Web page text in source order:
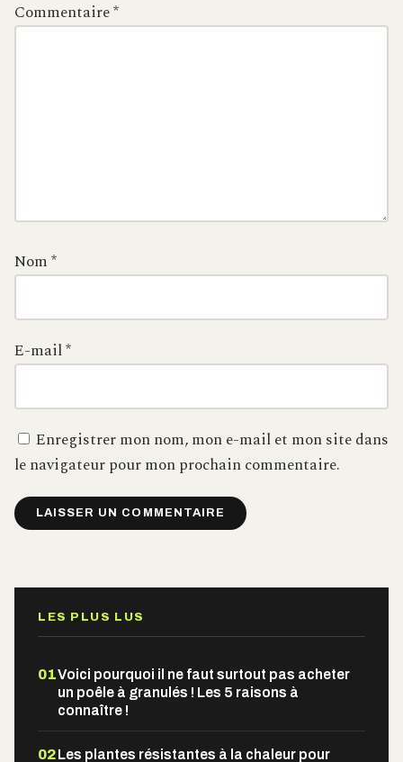
Commentaire*
Nom*
E-mail*
Enregistrer mon nom, mon e-mail et mon site dans
le navigateur pour mon prochain commentaire.
LES PLUS LUS
01Voici pourquoi il ne faut surtout pas acheter
un poêle à granulés ! Les 5 raisons à
connaître !
02Les plantes résistantes à la chaleur pour